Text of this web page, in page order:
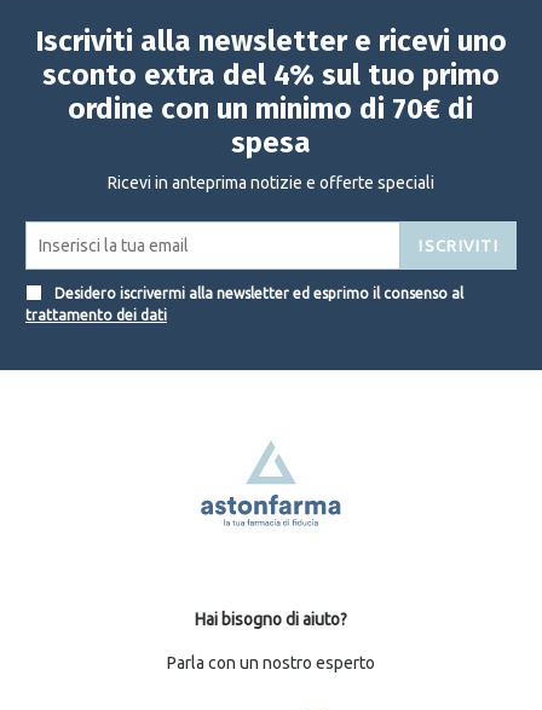
Iscriviti alla newsletter e ricevi uno
sconto extra del 4% sul tuo primo
ordine con un minimo di 70€ di
spesa
Ricevi in anteprima notizie e offerte speciali
ISCRIVITI
Desidero iscrivermi alla newsletter ed esprimo il consenso al
trattamento dei dati
Hai bisogno di aiuto?
Parla con un nostro esperto